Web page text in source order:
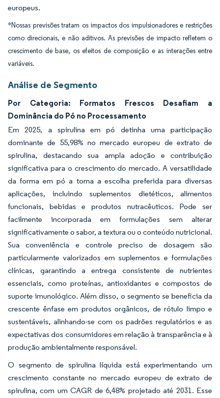
europeus.
*Nossas previsões tratam os impactos dos impulsionadores e restrições
como direcionais, e não aditivos. As previsões de impacto refletem o
crescimento de base, os efeitos de composição e as interações entre
variáveis.
Análise de Segmento
Por Categoria: Formatos Frescos Desafiam a
Dominância do Pó no Processamento
Em 2025, a spirulina em pó detinha uma participação
dominante de 55,98% no mercado europeu de extrato de
spirulina, destacando sua ampla adoção e contribuição
significativa para o crescimento do mercado. A versatilidade
da forma em pó a torna a escolha preferida para diversas
aplicações, incluindo suplementos dietéticos, alimentos
funcionais, bebidas e produtos nutracêuticos. Pode ser
facilmente incorporada em formulações sem alterar
significativamente o sabor, a textura ou o conteúdo nutricional.
Sua conveniência e controle preciso de dosagem são
particularmente valorizados em suplementos e formulações
clínicas, garantindo a entrega consistente de nutrientes
essenciais, como proteínas, antioxidantes e compostos de
suporte imunológico. Além disso, o segmento se beneficia da
crescente ênfase em produtos orgânicos, de rótulo limpo e
sustentáveis, alinhando-se com os padrões regulatórios e as
expectativas dos consumidores em relação à transparência e à
produção ambientalmente responsável.
O segmento de spirulina líquida está experimentando um
crescimento constante no mercado europeu de extrato de
spirulina, com um CAGR de 6,48% projetado até 2031. Esse